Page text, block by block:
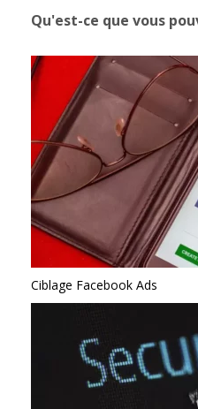
Qu'est-ce que vous
Ciblage Facebook Ads